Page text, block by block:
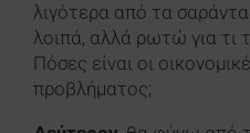
λιγότερα από τα
λοιπά, αλλά ρωτώ για τι
Πόσες είναι οι
προβλήματος;